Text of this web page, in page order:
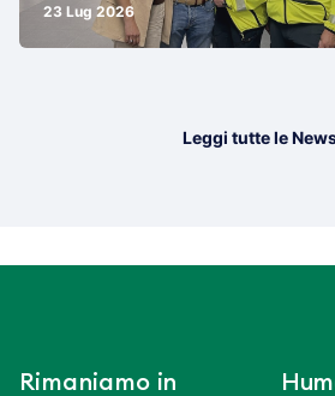
23 Lug 2026
Leggi tutte le
Rimaniamo in